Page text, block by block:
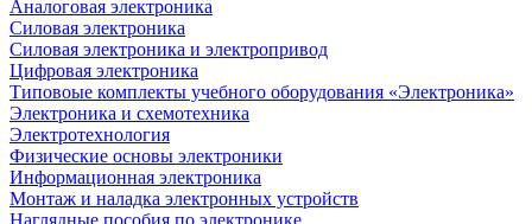
Аналоговая электроника
Cиловая электроника
Cиловая электроника и электропривод
Цифровая электроника
Типовоые комплекты учебного оборудования «Электроника»
Электроника и схемотехника
Электротехнология
Физические основы электроники
Информационная электроника
Монтаж и наладка электронных устройств
Наглядные пособия по электронике